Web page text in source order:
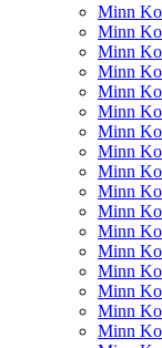
Minn
Minn
Minn
Minn
Minn
Minn
Minn
Minn
Minn
Minn
Minn
Minn
Minn
Minn
Minn
Minn
Minn